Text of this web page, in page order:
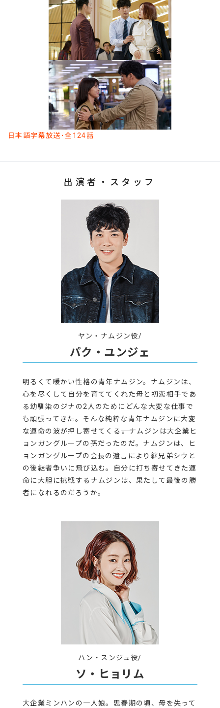
日本語字幕放送･全124話
出演者・スタッフ
ヤン・ナムジン役/
パク・ユンジェ
明るくて暖かい性格の青年ナムジン。ナムジンは、
心を尽くして自分を育ててくれた母と初恋相手であ
る幼馴染のジナの2人のためにどんな大変な仕事で
も頑張ってきた。そんな純粋な青年ナムジンに大変
な運命の波が押し寄せてくる――。ナムジンは大企業ヒ
ョンガングループの孫だったのだ。ナムジンは、ヒ
ョンガングループの会長の遺言により継兄弟シウと
の後継者争いに飛び込む。自分に打ち寄せてきた運
命に大胆に挑戦するナムジンは、果たして最後の勝
者になれるのだろうか。
ハン・スンジュ役/
ソ・ヒョリム
大企業ミンハンの一人娘。思春期の頃、母を失って